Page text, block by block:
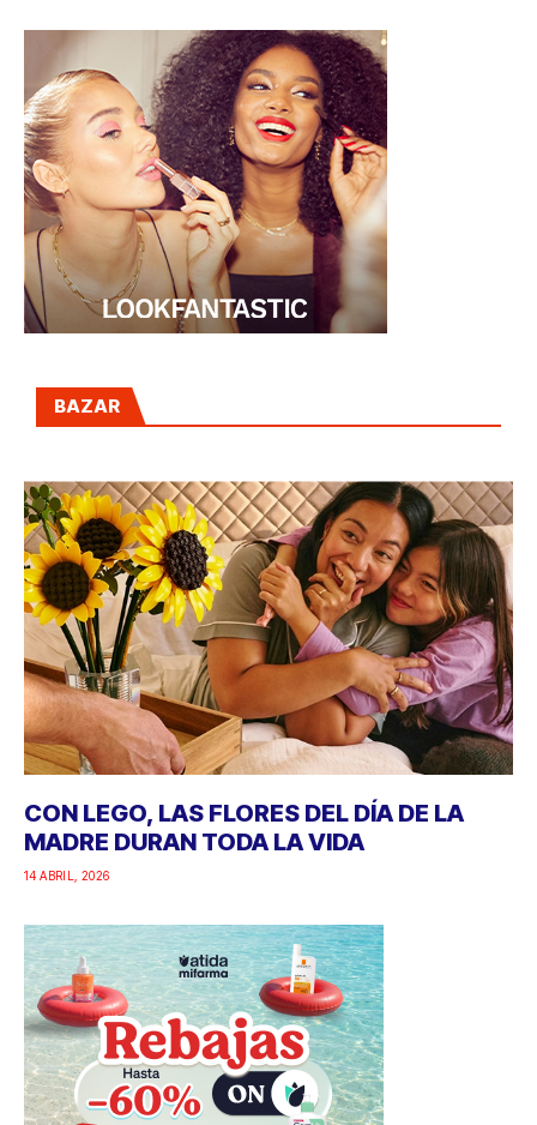
BAZAR
CON LEGO, LAS FLORES DEL DÍA DE LA
MADRE DURAN TODA LA VIDA
14 ABRIL, 2026